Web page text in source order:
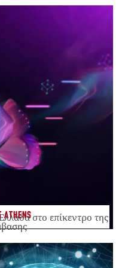
ATHENSστο επίκεντρο της